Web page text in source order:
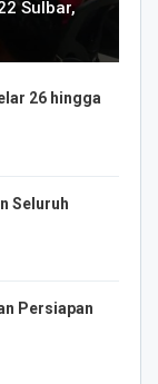
Sulbar,
26 hingga
Seluruh
Persiapan